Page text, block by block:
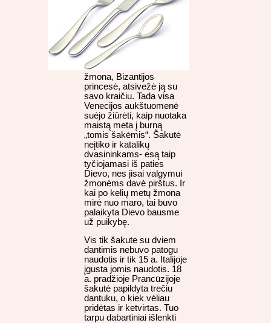
žmona, Bizantijos
princesė, atsivežė ją su
savo kraičiu. Tada visa
Venecijos aukštuomenė
suėjo žiūrėti, kaip nuotaka
maistą meta į burną
„tomis šakėmis“. Šakutė
neįtiko ir katalikų
dvasininkams- esą taip
tyčiojamasi iš paties
Dievo, nes jisai valgymui
žmonėms davė pirštus. Ir
kai po kelių metų žmona
mirė nuo maro, tai buvo
palaikyta Dievo bausme
už puikybę.
Vis tik šakute su dviem
dantimis nebuvo patogu
naudotis ir tik 15 a. Italijoje
įgusta jomis naudotis. 18
a. pradžioje Prancūzijoje
šakutė papildyta trečiu
dantuku, o kiek vėliau
pridėtas ir ketvirtas. Tuo
tarpu dabartiniai išlenkti